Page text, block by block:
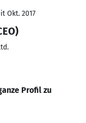
Okt. 2017
Profil zu